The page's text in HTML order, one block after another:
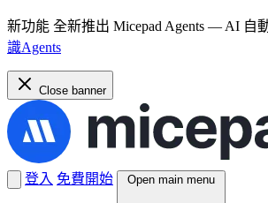
新功能 全新推出 Micepad Agents — AI 自
識Agents
Close banner
登入 免費開始 Open main menu